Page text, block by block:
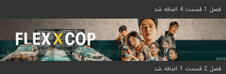
فصل 1 قسمت 4 اضافه شد
فصل 2 قسمت 1 اضافه شد